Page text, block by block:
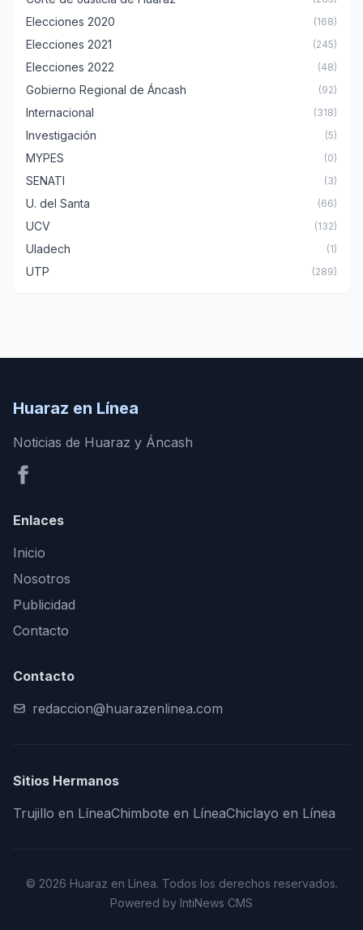
Elecciones 2020 (168)
Elecciones 2021 (245)
Elecciones 2022 (48)
Gobierno Regional de Áncash (92)
Internacional (318)
Investigación (5)
MYPES (0)
SENATI (3)
U. del Santa (66)
UCV (132)
Uladech (1)
UTP (289)
Huaraz en Línea
Noticias de Huaraz y Áncash
Enlaces
Inicio
Nosotros
Publicidad
Contacto
Contacto
redaccion@huarazenlinea.com
Sitios Hermanos
Trujillo en LíneaChimbote en LíneaChiclayo en Línea
© 2026 Huaraz en Línea. Todos los derechos reservados.
Powered by IntiNews CMS